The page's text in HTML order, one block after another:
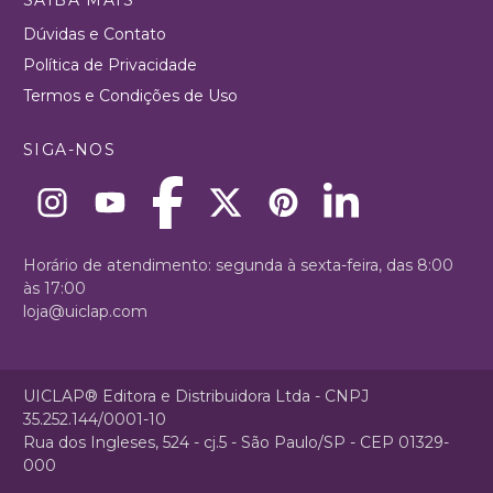
Dúvidas e Contato
Política de Privacidade
Termos e Condições de Uso
SIGA-NOS
Horário de atendimento: segunda à sexta-feira, das 8:00
às 17:00
loja@uiclap.com
UICLAP® Editora e Distribuidora Ltda - CNPJ
35.252.144/0001-10
Rua dos Ingleses, 524 - cj.5 - São Paulo/SP - CEP 01329-
000